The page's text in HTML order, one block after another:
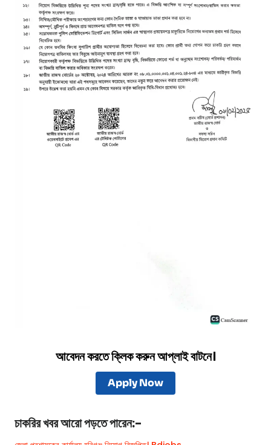
আবেদন করতে ক্লিক করুন আপ্লাই বাটনে।
Apply Now
চাকরির খবরআরো পড়তে পারেন:-